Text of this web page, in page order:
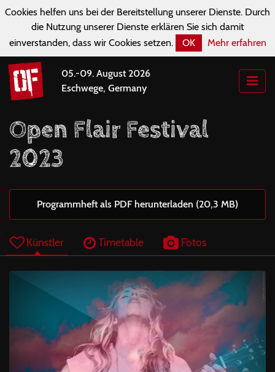
Cookies helfen uns bei der Bereitstellung unserer Dienste. Durch
die Nutzung unserer Dienste erklären Sie sich damit
einverstanden, dass wir Cookies setzen.
OK Mehr erfahren
05.-09. August 2026
Eschwege, Germany
Open Flair Festival
2023
Programmheft als PDF herunterladen (20,3 MB)
Künstler Timetable Fotos